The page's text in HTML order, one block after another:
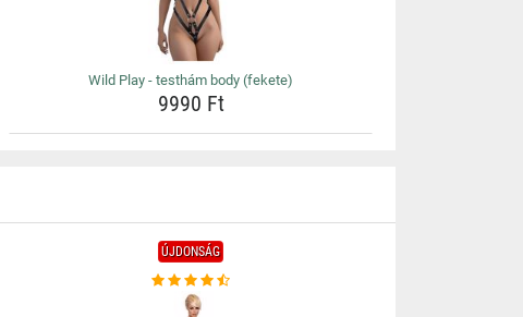
Wild Play - testhám body (fekete)
9990 Ft
ÚJDONSÁG